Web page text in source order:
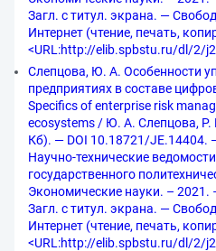
Загл. с титул. экрана. —
Интернет (чтение, печать,
<URL:http://elib.spbstu.ru/dl/2/
Слепцова, Ю. А. Особенности
предприятиях в составе
Specifics of enterprise risk
ecosystems / Ю. А. Слепцова,
Кб). — DOI 10.18721/JE.14404.
Научно-технические
государственного
Экономические науки. –
Загл. с титул. экрана. —
Интернет (чтение, печать,
<URL:http://elib.spbstu.ru/dl/2/